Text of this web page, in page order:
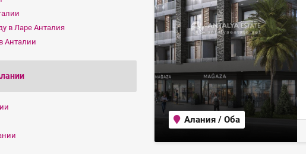
в Ларе Анталия
Анталии
Алания / Оба